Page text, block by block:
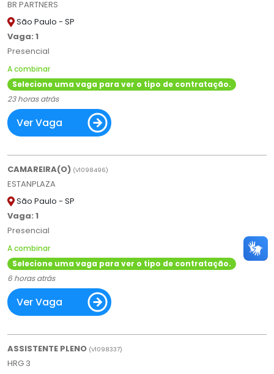
BR PARTNERS
São Paulo - SP
Vaga: 1
Presencial
A combinar
Selecione uma vaga para ver o tipo de contratação.
23 horas atrás
Ver Vaga
CAMAREIRA(O) (V1098496)
ESTANPLAZA
São Paulo - SP
Vaga: 1
Presencial
A combinar
Selecione uma vaga para ver o tipo de contratação.
6 horas atrás
Ver Vaga
ASSISTENTE PLENO (V1098337)
HRG 3